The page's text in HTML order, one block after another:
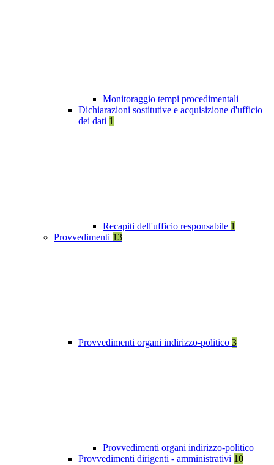
Monitoraggio tempi procedimentali
Dichiarazioni sostitutive e acquisizione d'ufficio
dei dati 1
Recapiti dell'ufficio responsabile 1
Provvedimenti 13
Provvedimenti organi indirizzo-politico 3
Provvedimenti organi indirizzo-politico
Provvedimenti dirigenti - amministrativi 10